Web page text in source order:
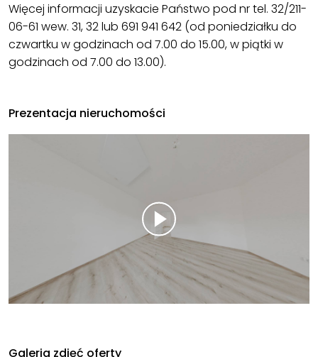
Więcej informacji uzyskacie Państwo pod nr tel. 32/211-
06-61 wew. 31, 32 lub 691 941 642 (od poniedziałku do
czwartku w godzinach od 7.00 do 15.00, w piątki w
godzinach od 7.00 do 13.00).
Prezentacja nieruchomości
Galeria zdjęć oferty